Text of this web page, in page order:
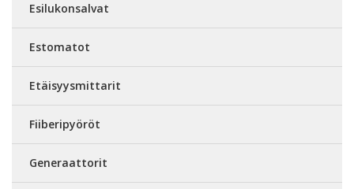
Esilukonsalvat
Estomatot
Etäisyysmittarit
Fiiberipyöröt
Generaattorit